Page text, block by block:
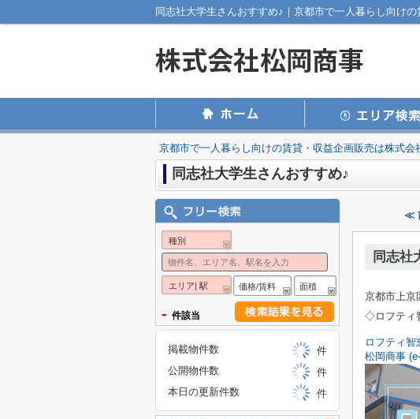
同志社大学生さんおすすめ♪｜京都市で一人暮らし向け
京都市で一人暮らし向けの賃貸・収益企画販売は株式会
同志社大学生さんおすすめ♪
≪
同志社
京都市上京
◇ロフティ
ロフティ
松岡商事
種別
エリア| 駅 価格/賃料 面積
- 件該当
掲載物件数
件
公開物件数
件
本日の更新件数
件